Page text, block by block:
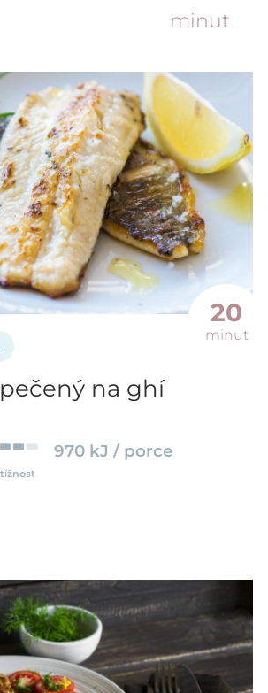
minut
20
minut
na ghí
970 kJ / porce